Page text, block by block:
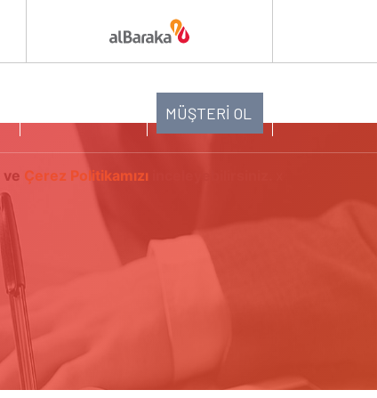
MÜŞTERİ OL
ve Çerez Politikamızı